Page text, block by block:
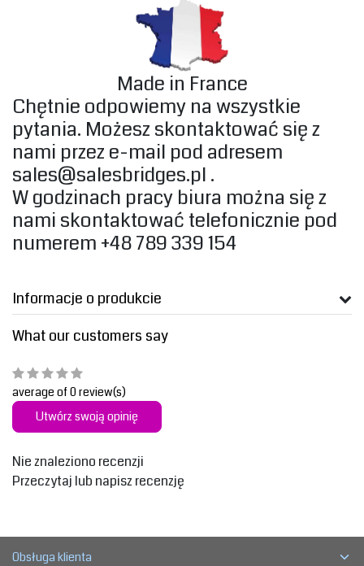
Made in France
Chętnie odpowiemy na wszystkie
pytania. Możesz skontaktować się z
nami przez e-mail pod adresem
sales@salesbridges.pl .
W godzinach pracy biura można się z
nami skontaktować telefonicznie pod
numerem +48 789 339 154
Informacje o produkcie
What our customers say
average of 0 review(s)
Utwórz swoją opinię
Nie znaleziono recenzji
Przeczytaj lub napisz recenzję
Obsługa klienta